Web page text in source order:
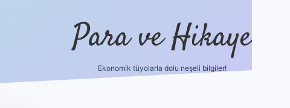
Para ve Hikaye
Ekonomik tüyolarla dolu neşeli bilgiler!